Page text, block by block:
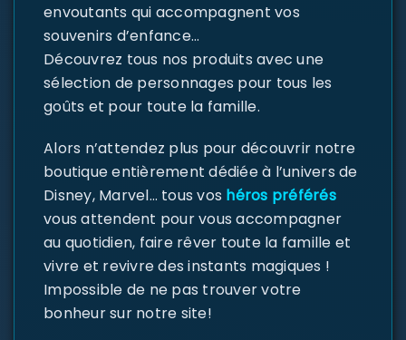
envoutants qui accompagnent vos
souvenirs d’enfance…
Découvrez tous nos produits avec une
sélection de personnages pour tous les
goûts et pour toute la famille.
Alors n’attendez plus pour découvrir notre
boutique entièrement dédiée à l’univers de
Disney, Marvel… tous vos héros préférés
vous attendent pour vous accompagner
au quotidien, faire rêver toute la famille et
vivre et revivre des instants magiques !
Impossible de ne pas trouver votre
bonheur sur notre site!